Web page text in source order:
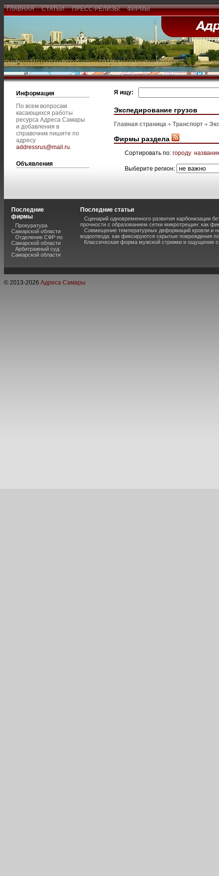
ГЛАВНАЯ СТАТЬИ ПРЕСС-РЕЛИЗЫ ФИРМЫ
Информация
По всем вопросам
касающихся работы
ресурса Адреса Самары
и добавления в
справочник пишите по
адресу
addressrus@mail.ru.
Объявления
Я ищу:
Экспедирование грузов
Главная страница Транспорт
Фирмы раздела
Сортировать по: городу
Выберите регион:
Последние
фирмы
Прокуратура
Самарской области
Отделение СФР по
Самарской области
Арбитражный суд
Самарской области
Последние статьи
Сценарий одновременного развития карбонизации
прочности с образованием сетки микротрещин: как
Совмещение температурных деформаций кровли и
водоотвода: как фиксируются скрытые повреждения
Классическая форма мужской стрижки и ощущение
© 2013-2026 Адреса Самары